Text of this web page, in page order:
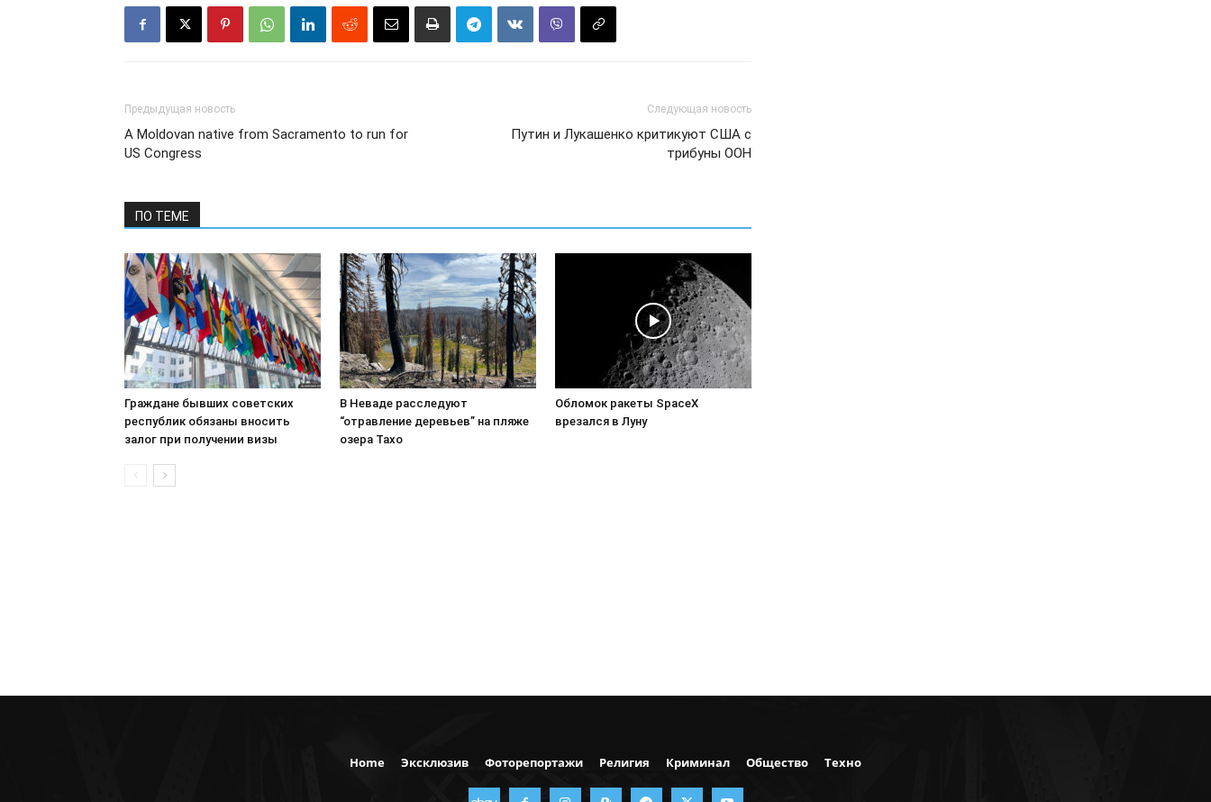
Предыдущая новость
A Moldovan native from Sacramento to run for
US Congress
Следующая новость
Путин и Лукашенко критикуют США с
трибуны ООН
ПО ТЕМЕ
Граждане бывших советских
республик обязаны вносить
залог при получении визы
В Неваде расследуют
“отравление деревьев” на пляже
озера Тахо
Обломок ракеты SpaceX
врезался в Луну
Home Эксклюзив Фоторепортажи Религия Криминал Общество Техно